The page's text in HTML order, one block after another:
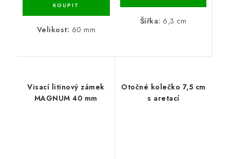
Velikost: 60 mm
Šířka: 6,3 cm
Visací litinový zámek
MAGNUM 40 mm
Otočné kolečko 7,5 cm
s aretací